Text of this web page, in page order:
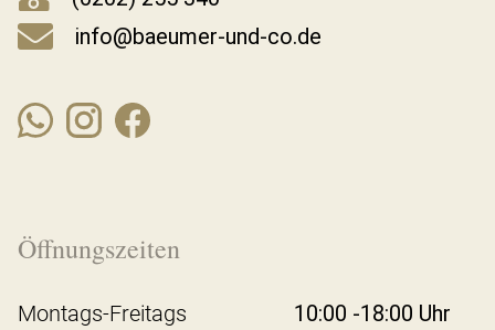
info@baeumer-und-co.de
Öffnungszeiten
Montags-Freitags
10:00 -18:00 Uhr